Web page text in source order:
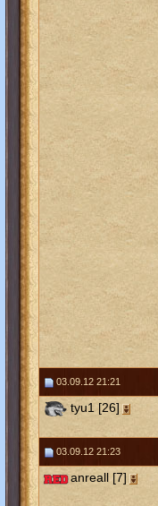
03.09.12 21:21
tyu1 [26]
03.09.12 21:23
anreall [7]